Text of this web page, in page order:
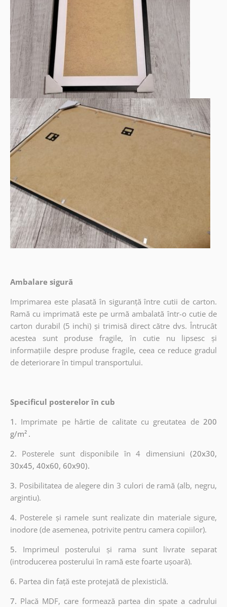
Ambalare sigură
Imprimarea este plasată în siguranță între cutii de carton.
Ramă cu imprimată este pe urmă ambalată într-o cutie de
carton durabil (5 inchi) și trimisă direct către dvs. Întrucât
acestea sunt produse fragile, în cutie nu lipsesc și
informațiile despre produse fragile, ceea ce reduce gradul
de deteriorare în timpul transportului.
Specificul posterelor în cub
1. Imprimate pe hârtie de calitate cu greutatea de200
g/m² .
2. Posterele sunt disponibile în 4 dimensiuni (20x30,
30x45, 40x60, 60x90).
3. Posibilitatea de alegere din 3 culori de ramă (alb, negru,
argintiu).
4. Posterele și ramele sunt realizate din materiale sigure,
inodore (de asemenea, potrivite pentru camera copiilor).
5. Imprimeul posterului și rama sunt livrate separat
(introducerea posterului în ramă este foarte ușoară).
6. Partea din față este protejată de plexisticlă.
7. Placă MDF, care formează partea din spate a cadrului